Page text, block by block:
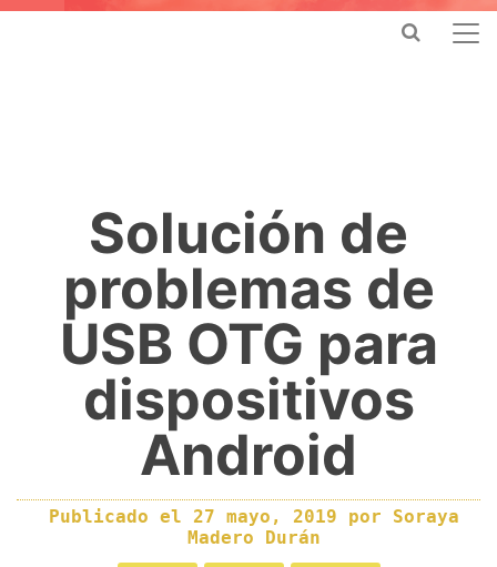
Solución de
problemas de
USB OTG para
dispositivos
Android
Publicado el 27 mayo, 2019 por Soraya
Madero Durán